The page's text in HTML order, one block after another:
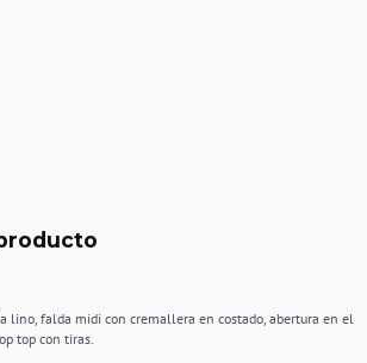
lino, falda midi con cremallera en costado, abertura en el
top con tiras.